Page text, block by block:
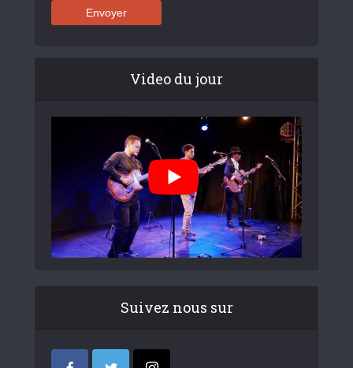
Video du jour
Suivez nous sur